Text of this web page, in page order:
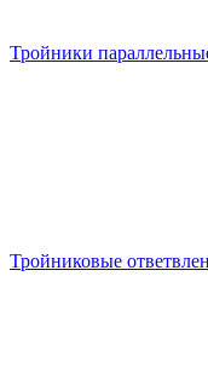
Тройники
Тройниковые